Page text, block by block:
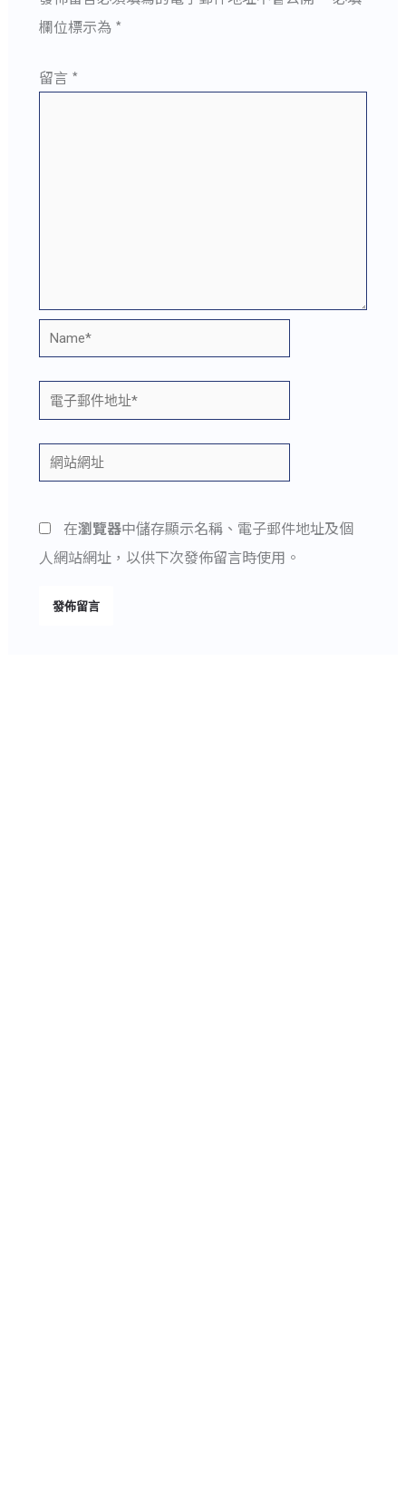
欄位標示為 *
留言 *
Name*
電
子
郵
件
址
*
網
站
在瀏覽器中儲存顯示名稱、電子郵件地址及個
人網站網址，以供下次發佈留言時使用。